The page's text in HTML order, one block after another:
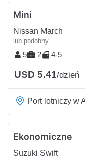
Mini
Nissan March
lub podobny
5 2 4-5
USD 5.41/dzień
Port lotniczy w
Ekonomiczne
Suzuki Swift